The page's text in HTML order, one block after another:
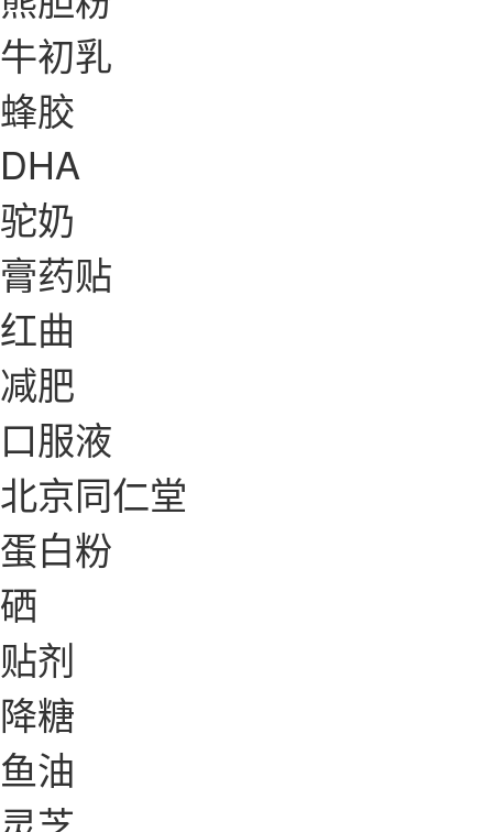
牛初乳
蜂胶
DHA
驼奶
膏药贴
红曲
减肥
口服液
北京同仁堂
蛋白粉
硒
贴剂
降糖
鱼油